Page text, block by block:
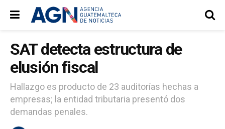
SAT detecta estructura de
elusión fiscal
Hallazgo es producto de 23 auditorías hechas a
empresas; la entidad tributaria presentó dos
demandas penales.